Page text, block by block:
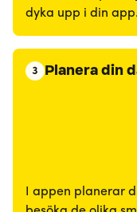
dyka upp i din app.
3 Planera din
I appen planerar